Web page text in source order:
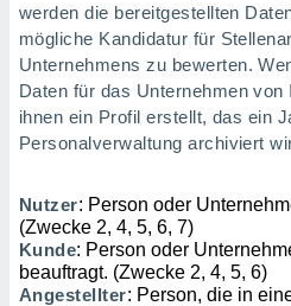
Sie
In
werden
die für die
von
werden die bereitgestellten
mögliche Kandidatur für
Unternehmens zu bewerten.
Daten für das Unternehmen
ihnen ein Profil erstellt, das ein
Personalverwaltung archiviert
Nutzer: Person oder
(Zwecke 2, 4, 5, 6, 7)
Kunde: Person oder
beauftragt. (Zwecke 2, 4, 5, 6)
Angestellter: Person, die in